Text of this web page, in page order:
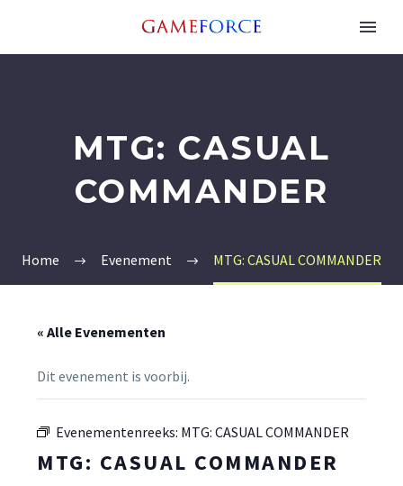
MTG: CASUAL
COMMANDER
Home Evenement MTG: CASUAL COMMANDER
« Alle Evenementen
Dit evenement is voorbij.
Evenementenreeks: MTG: CASUAL COMMANDER
MTG: CASUAL COMMANDER